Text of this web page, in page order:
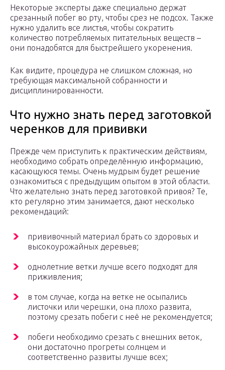
Некоторые эксперты даже специально держат
срезанный побег во рту, чтобы срез не подсох. Также
нужно удалить все листья, чтобы сократить
количество потребляемых питательных веществ –
они понадобятся для быстрейшего укоренения.
Как видите, процедура не слишком сложная, но
требующая максимальной собранности и
дисциплинированности.
Что нужно знать перед заготовкой
черенков для прививки
Прежде чем приступить к практическим действиям,
необходимо собрать определённую информацию,
касающуюся темы. Очень мудрым будет решение
ознакомиться с предыдущим опытом в этой области.
Что желательно знать перед заготовкой привоя? Те,
кто регулярно этим занимается, дают несколько
рекомендаций:
прививочный материал брать со здоровых и
высокоурожайных деревьев;
однолетние ветки лучше всего подходят для
приживления;
в том случае, когда на ветке не осыпались
листочки или черешки, она плохо развита,
поэтому срезать побеги с неё не рекомендуется;
побеги необходимо срезать с внешних веток,
они достаточно прогреты солнцем и
соответственно развиты лучше всех;